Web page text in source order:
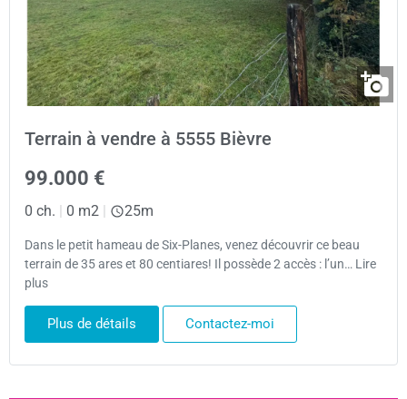
Terrain à vendre à 5555 Bièvre
99.000 €
0 ch. 0 m2 25m
Dans le petit hameau de Six-Planes, venez découvrir ce beau
terrain de 35 ares et 80 centiares! Il possède 2 accès : l’un… Lire
plus
Plus de détails Contactez-moi